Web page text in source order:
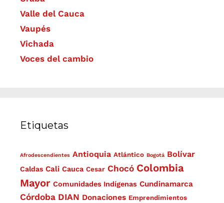
Valle del Cauca
Vaupés
Vichada
Voces del cambio
Etiquetas
Afrodescendientes Antioquia Atlántico Bogotá Bolívar
Caldas Cali Cauca Cesar Chocó Colombia
Mayor Comunidades Indígenas Cundinamarca
Córdoba DIAN Donaciones Emprendimientos